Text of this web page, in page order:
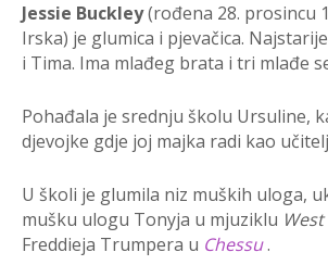
Jessie Buckley(rođena 28. prosincu
Irska) je glumica i pjevačica.
i Tima. Ima mlađeg brata i tri mlađe
Pohađala je srednju školu Ursuline,
djevojke gdje joj majka radi kao
U školi je glumila niz muških uloga,
mušku ulogu Tonyja u mjuziklu
Freddieja Trumpera u Chessu.